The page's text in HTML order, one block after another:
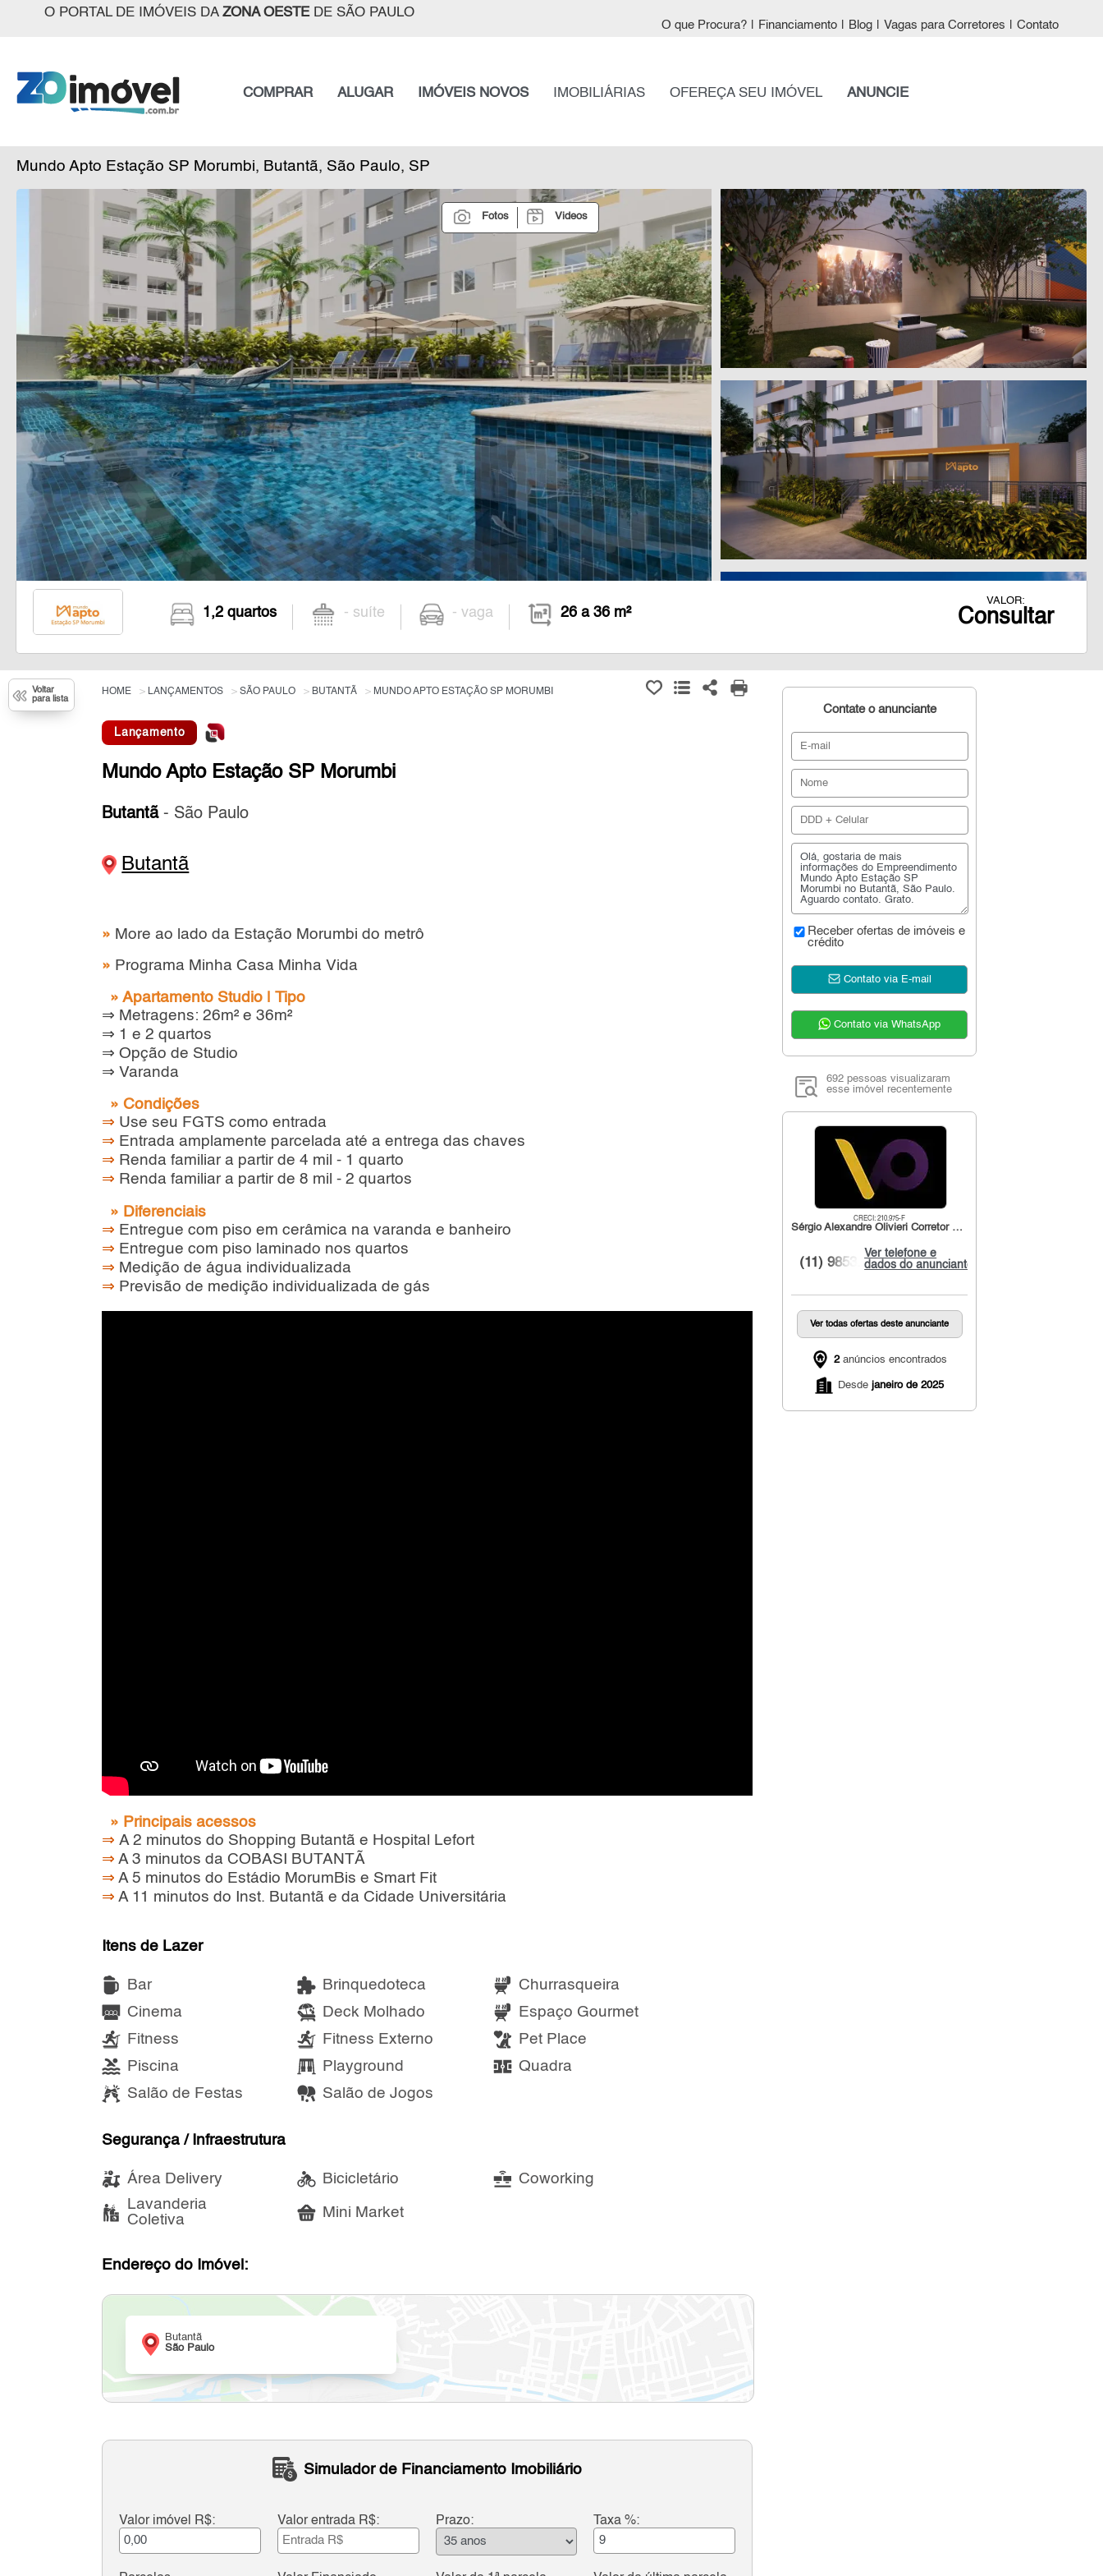
O PORTAL DE IMÓVEIS DA ZONA OESTEDE SÃO PAULO
O que Procura? Financiamento Blog Vagas para Corretores Contato
COMPRAR ALUGAR IMÓVEIS NOVOS IMOBILIÁRIAS OFEREÇA SEU IMÓVEL ANUNCIE
Mundo Apto Estação SP Morumbi, Butantã, São Paulo, SP
Fotos Videos
1,2 quartos - suíte - vaga 26 a 36 m²
VALOR:
Consultar
Voltar
para lista
HOME LANÇAMENTOS SÃO PAULO BUTANTÃ MUNDO APTO ESTAÇÃO SP MORUMBI
Lançamento
Mundo Apto Estação SP Morumbi
Butantã- São Paulo
Butantã
» More ao lado da Estação Morumbi do metrô
» Programa Minha Casa Minha Vida
» Apartamento Studio | Tipo
⇒ Metragens: 26m² e 36m²
⇒ 1 e 2 quartos
⇒ Opção de Studio
⇒ Varanda
» Condições
⇒ Use seu FGTS como entrada
⇒ Entrada amplamente parcelada até a entrega das chaves
⇒ Renda familiar a partir de 4 mil - 1 quarto
⇒ Renda familiar a partir de 8 mil - 2 quartos
» Diferenciais
⇒ Entregue com piso em cerâmica na varanda e banheiro
⇒ Entregue com piso laminado nos quartos
⇒ Medição de água individualizada
⇒ Previsão de medição individualizada de gás
» Principais acessos
⇒ A 2 minutos do Shopping Butantã e Hospital Lefort
⇒ A 3 minutos da COBASI BUTANTÃ
⇒ A 5 minutos do Estádio MorumBis e Smart Fit
⇒ A 11 minutos do Inst. Butantã e da Cidade Universitária
Itens de Lazer
Bar Brinquedoteca
Churrasqueira
Cinema
Deck Molhado
Espaço Gourmet
Fitness
Fitness Externo
Pet Place
Piscina
Playground
Quadra
Salão de Festas
Salão de Jogos
Segurança / Infraestrutura
Área Delivery Bicicletário
Coworking
Lavanderia
Coletiva
Mini Market
Endereço do Imóvel:
Butantã
São Paulo
Simulador de Financiamento Imobiliário
Valor imóvel R$: Valor entrada R$: Prazo: Taxa %:
Contate o anunciante
Receber ofertas de imóveis e
crédito
Contato via E-mail
Contato via WhatsApp
692 pessoas visualizaram
esse imóvel recentemente
CRECI: 210.975-F
Sérgio Alexandre Olivieri Corretor de Imóveis.
Ver telefone e
dados do anunciante
(11) 9853...
Ver todas ofertas deste anunciante
2anúncios encontrados
Desde janeiro de 2025